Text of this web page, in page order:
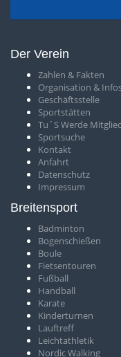
Der Verein
Zahlen & Fakten
Organisation &
Geschäftsstelle
Sportstätten
Tu´S Werde
Sportsuche
Kontakt
Anfahrt
Datenschutz
Impressum
Breitensport
Badminton
Bogenschießen
Boule
Fietsentouren
Fußball
Handball
Karate
Kinderturnen
Lauftreff
Leichtathletik
Nordic Walking